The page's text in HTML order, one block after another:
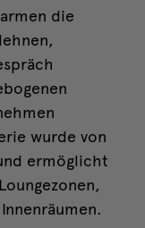
die
wurde von
ermöglicht